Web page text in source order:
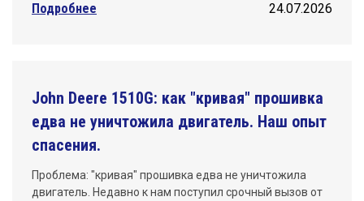
Подробнее 24.07.2026
John Deere 1510G: как "кривая" прошивка
едва не уничтожила двигатель. Наш опыт
спасения.
Проблема: "кривая" прошивка едва не уничтожила
двигатель. Недавно к нам поступил срочный вызов от